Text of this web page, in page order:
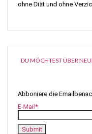
ohne Diät und ohne
DU MÖCHTEST ÜBER
Abboniere die
E-Mail*